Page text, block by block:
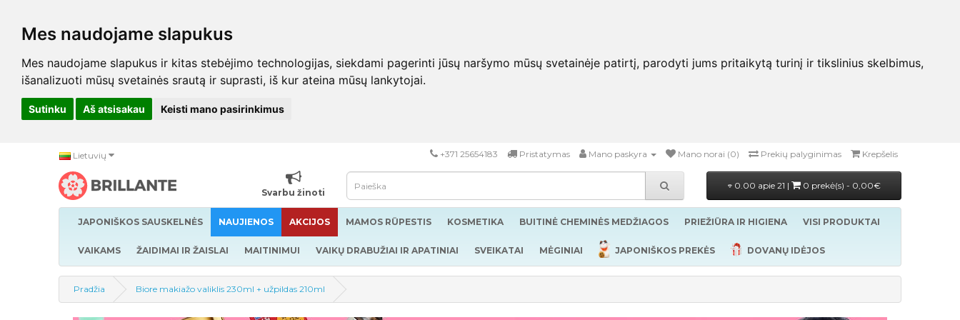
Mes naudojame slapukus
Mes naudojame slapukus ir kitas stebėjimo technologijas, siekdami pagerinti jūsų naršymo mūsų svetainėje patirtį, parodyti jums pritaikytą turinį ir tikslinius skelbimus,
išanalizuoti mūsų svetainės srautą ir suprasti, iš kur ateina mūsų lankytojai.
Sutinku Aš atsisakau Keisti mano pasirinkimus
Lietuvių +371 25654183 Pristatymas Mano paskyra Mano norai (0) Prekių palyginimas Krepšelis
Svarbu žinoti
0.00 apie 21 | 0 prekė(s) - 0,00€
JAPONIŠKOS SAUSKELNĖS NAUJIENOS AKCIJOS MAMOS RŪPESTIS KOSMETIKA BUITINĖ CHEMINĖS MEDŽIAGOS PRIEŽIŪRA IR HIGIENA VISI PRODUKTAI
VAIKAMS ŽAIDIMAI IR ŽAISLAI MAITINIMUI VAIKŲ DRABUŽIAI IR APATINIAI SVEIKATAI MĖGINIAI JAPONIŠKOS PREKĖS DOVANŲ IDĖJOS
Pradžia Biore makiažo valiklis 230ml + užpildas 210ml